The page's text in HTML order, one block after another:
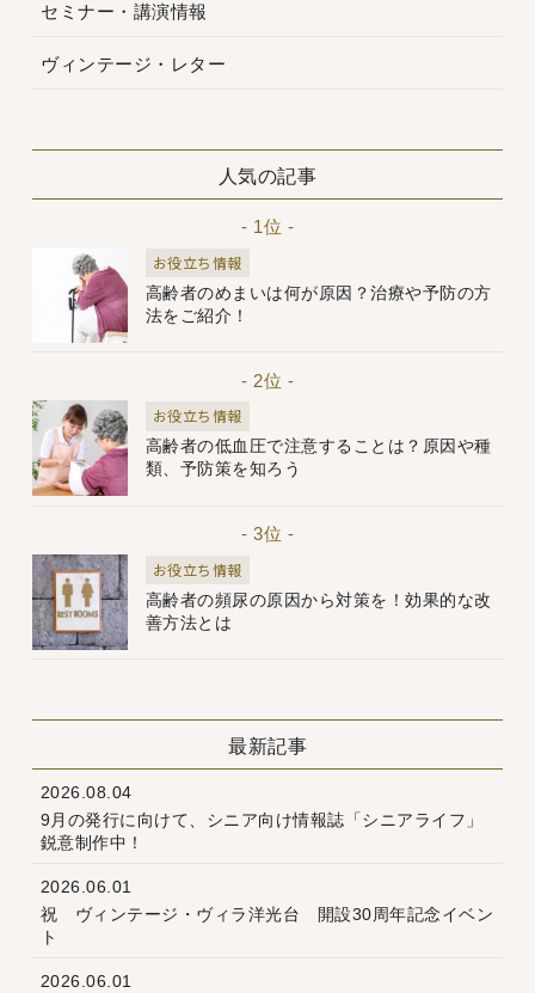
セミナー・講演情報
ヴィンテージ・レター
人気の記事
- 1位 -
お役立ち情報
高齢者のめまいは何が原因？治療や予防の方
法をご紹介！
- 2位 -
お役立ち情報
高齢者の低血圧で注意することは？原因や種
類、予防策を知ろう
- 3位 -
お役立ち情報
高齢者の頻尿の原因から対策を！効果的な改
善方法とは
最新記事
2026.08.04
9月の発行に向けて、シニア向け情報誌「シニアライフ」
鋭意制作中！
2026.06.01
祝 ヴィンテージ・ヴィラ洋光台 開設30周年記念イベン
ト
2026.06.01